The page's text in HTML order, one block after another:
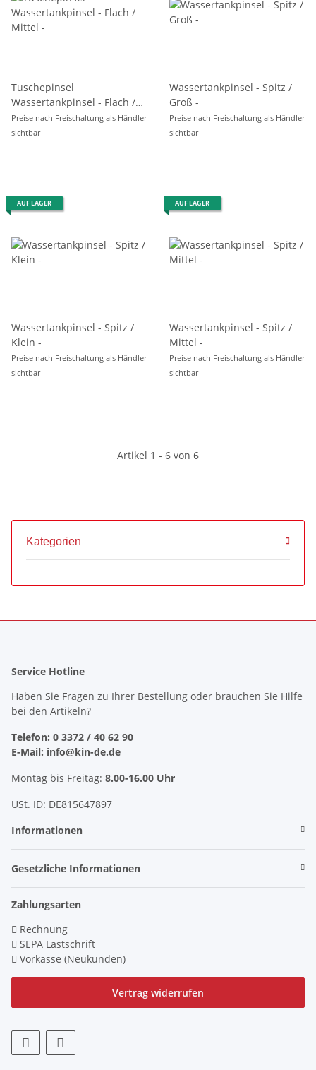
Tuschepinsel
Wassertankpinsel - Flach /
Mittel -
Preise nach Freischaltung als Händler
sichtbar
Wassertankpinsel - Spitz /
Groß -
Preise nach Freischaltung als Händler
sichtbar
AUF LAGER
Wassertankpinsel - Spitz /
Klein -
Preise nach Freischaltung als Händler
sichtbar
AUF LAGER
Wassertankpinsel - Spitz /
Mittel -
Preise nach Freischaltung als Händler
sichtbar
Artikel 1 - 6 von 6
Kategorien
Service Hotline
Haben Sie Fragen zu Ihrer Bestellung oder brauchen Sie Hilfe
bei den Artikeln?
Telefon: 0 3372 / 40 62 90
E-Mail: info@kin-de.de
Montag bis Freitag: 8.00-16.00 Uhr
USt. ID: DE815647897
Informationen
Gesetzliche Informationen
Zahlungsarten
Rechnung
SEPA Lastschrift
Vorkasse (Neukunden)
Vertrag widerrufen